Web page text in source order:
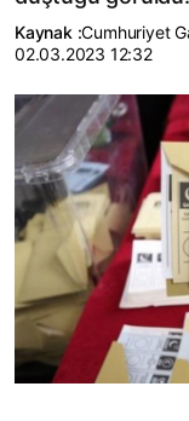
Kaynak :Cumhuriyet
02.03.2023 12:32